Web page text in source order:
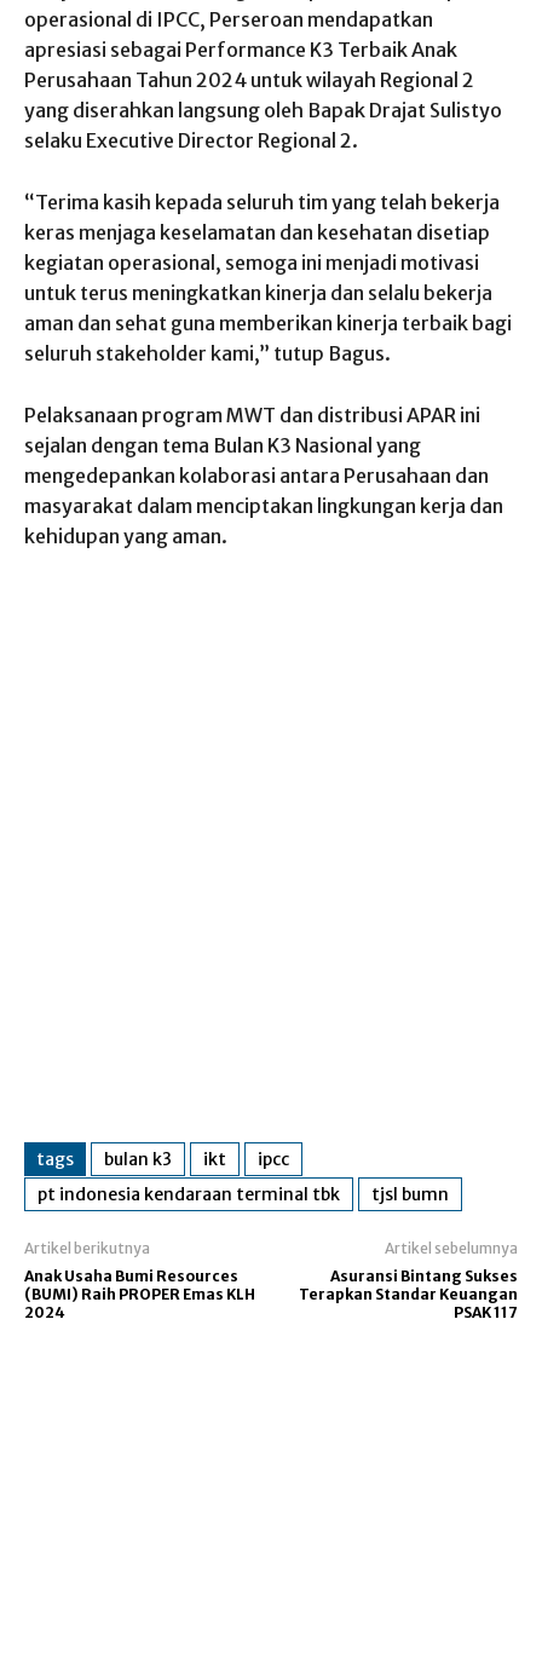
operasional di IPCC, Perseroan mendapatkan
apresiasi sebagai Performance K3 Terbaik Anak
Perusahaan Tahun 2024 untuk wilayah Regional 2
yang diserahkan langsung oleh Bapak Drajat Sulistyo
selaku Executive Director Regional 2.
“Terima kasih kepada seluruh tim yang telah bekerja
keras menjaga keselamatan dan kesehatan disetiap
kegiatan operasional, semoga ini menjadi motivasi
untuk terus meningkatkan kinerja dan selalu bekerja
aman dan sehat guna memberikan kinerja terbaik bagi
seluruh stakeholder kami,” tutup Bagus.
Pelaksanaan program MWT dan distribusi APAR ini
sejalan dengan tema Bulan K3 Nasional yang
mengedepankan kolaborasi antara Perusahaan dan
masyarakat dalam menciptakan lingkungan kerja dan
kehidupan yang aman.
tags bulan k3 ikt
ipcc
pt indonesia kendaraan terminal tbk
tjsl bumn
Artikel berikutnya
Anak Usaha Bumi Resources
(BUMI) Raih PROPER Emas KLH
2024
Artikel sebelumnya
Asuransi Bintang Sukses
Terapkan Standar Keuangan
PSAK 117